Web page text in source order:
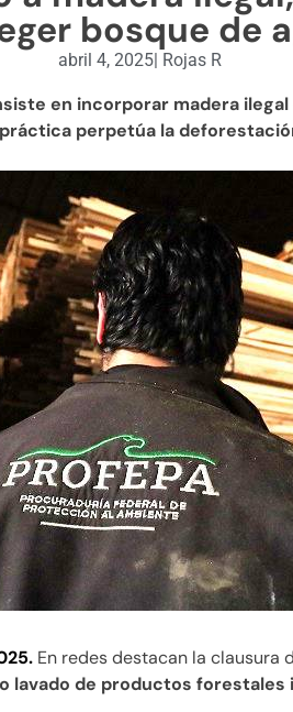
bosque de
abril 4, 2025| Rojas R
en incorporar madera
perpetúa la
En redes destacan la clausura
de productos forestales